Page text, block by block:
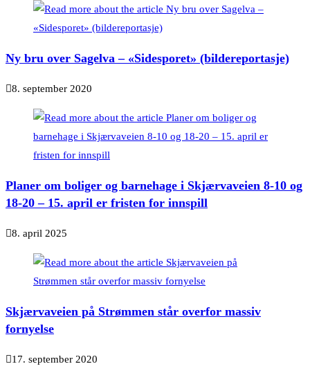
Ny bru over Sagelva – «Sidesporet» (bildereportasje)
8. september 2020
Planer om boliger og barnehage i Skjærvaveien 8-10 og
18-20 – 15. april er fristen for innspill
8. april 2025
Skjærvaveien på Strømmen står overfor massiv
fornyelse
17. september 2020